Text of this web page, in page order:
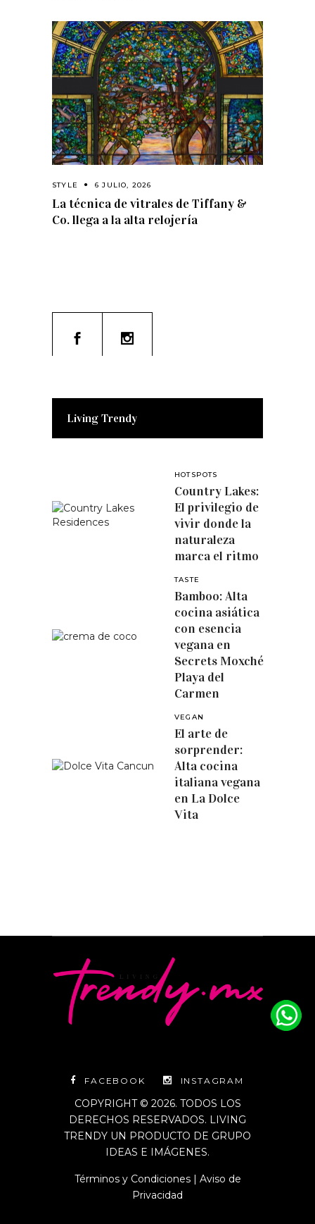
STYLE 6 JULIO, 2026
La técnica de vitrales de Tiffany &
Co. llega a la alta relojería
Living Trendy
HOTSPOTS
Country Lakes:
El privilegio de
vivir donde la
naturaleza
marca el ritmo
TASTE
Bamboo: Alta
cocina asiática
con esencia
vegana en
Secrets Moxché
Playa del
Carmen
VEGAN
El arte de
sorprender:
Alta cocina
italiana vegana
en La Dolce
Vita
FACEBOOK INSTAGRAM
COPYRIGHT © 2026. TODOS LOS
DERECHOS RESERVADOS. LIVING
TRENDY UN PRODUCTO DE GRUPO
IDEAS E IMÁGENES.
Términos y Condiciones| Aviso de
Privacidad